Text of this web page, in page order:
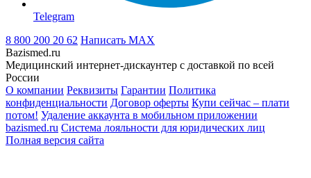
Telegram
8 800 200 20 62 Написать MAX
Bazismed.ru
Медицинский интернет-дискаунтер с доставкой по всей
России
О компании Реквизиты Гарантии Политика
конфиденциальности Договор оферты Купи сейчас – плати
потом! Удаление аккаунта в мобильном приложении
bazismed.ru Система лояльности для юридических лиц
Полная версия сайта